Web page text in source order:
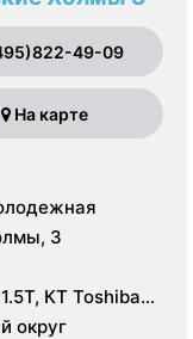
49-09
На карте
3
КТ Toshiba
округ